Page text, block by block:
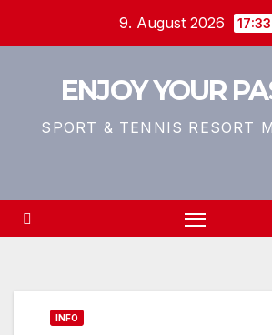
9. August 2026 17:33
ENJOY YOUR
SPORT & TENNIS RESORT
INFO